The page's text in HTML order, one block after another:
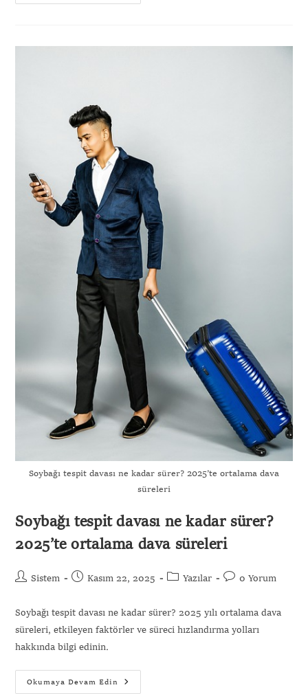
Soybağı tespit davası ne kadar sürer? 2025’te ortalama dava
süreleri
Soybağı tespit davası ne kadar sürer?
2025’te ortalama dava süreleri
Sistem Kasım 22, 2025 Yazılar 0 Yorum
Soybağı tespit davası ne kadar sürer? 2025 yılı ortalama dava
süreleri, etkileyen faktörler ve süreci hızlandırma yolları
hakkında bilgi edinin.
Okumaya Devam Edin